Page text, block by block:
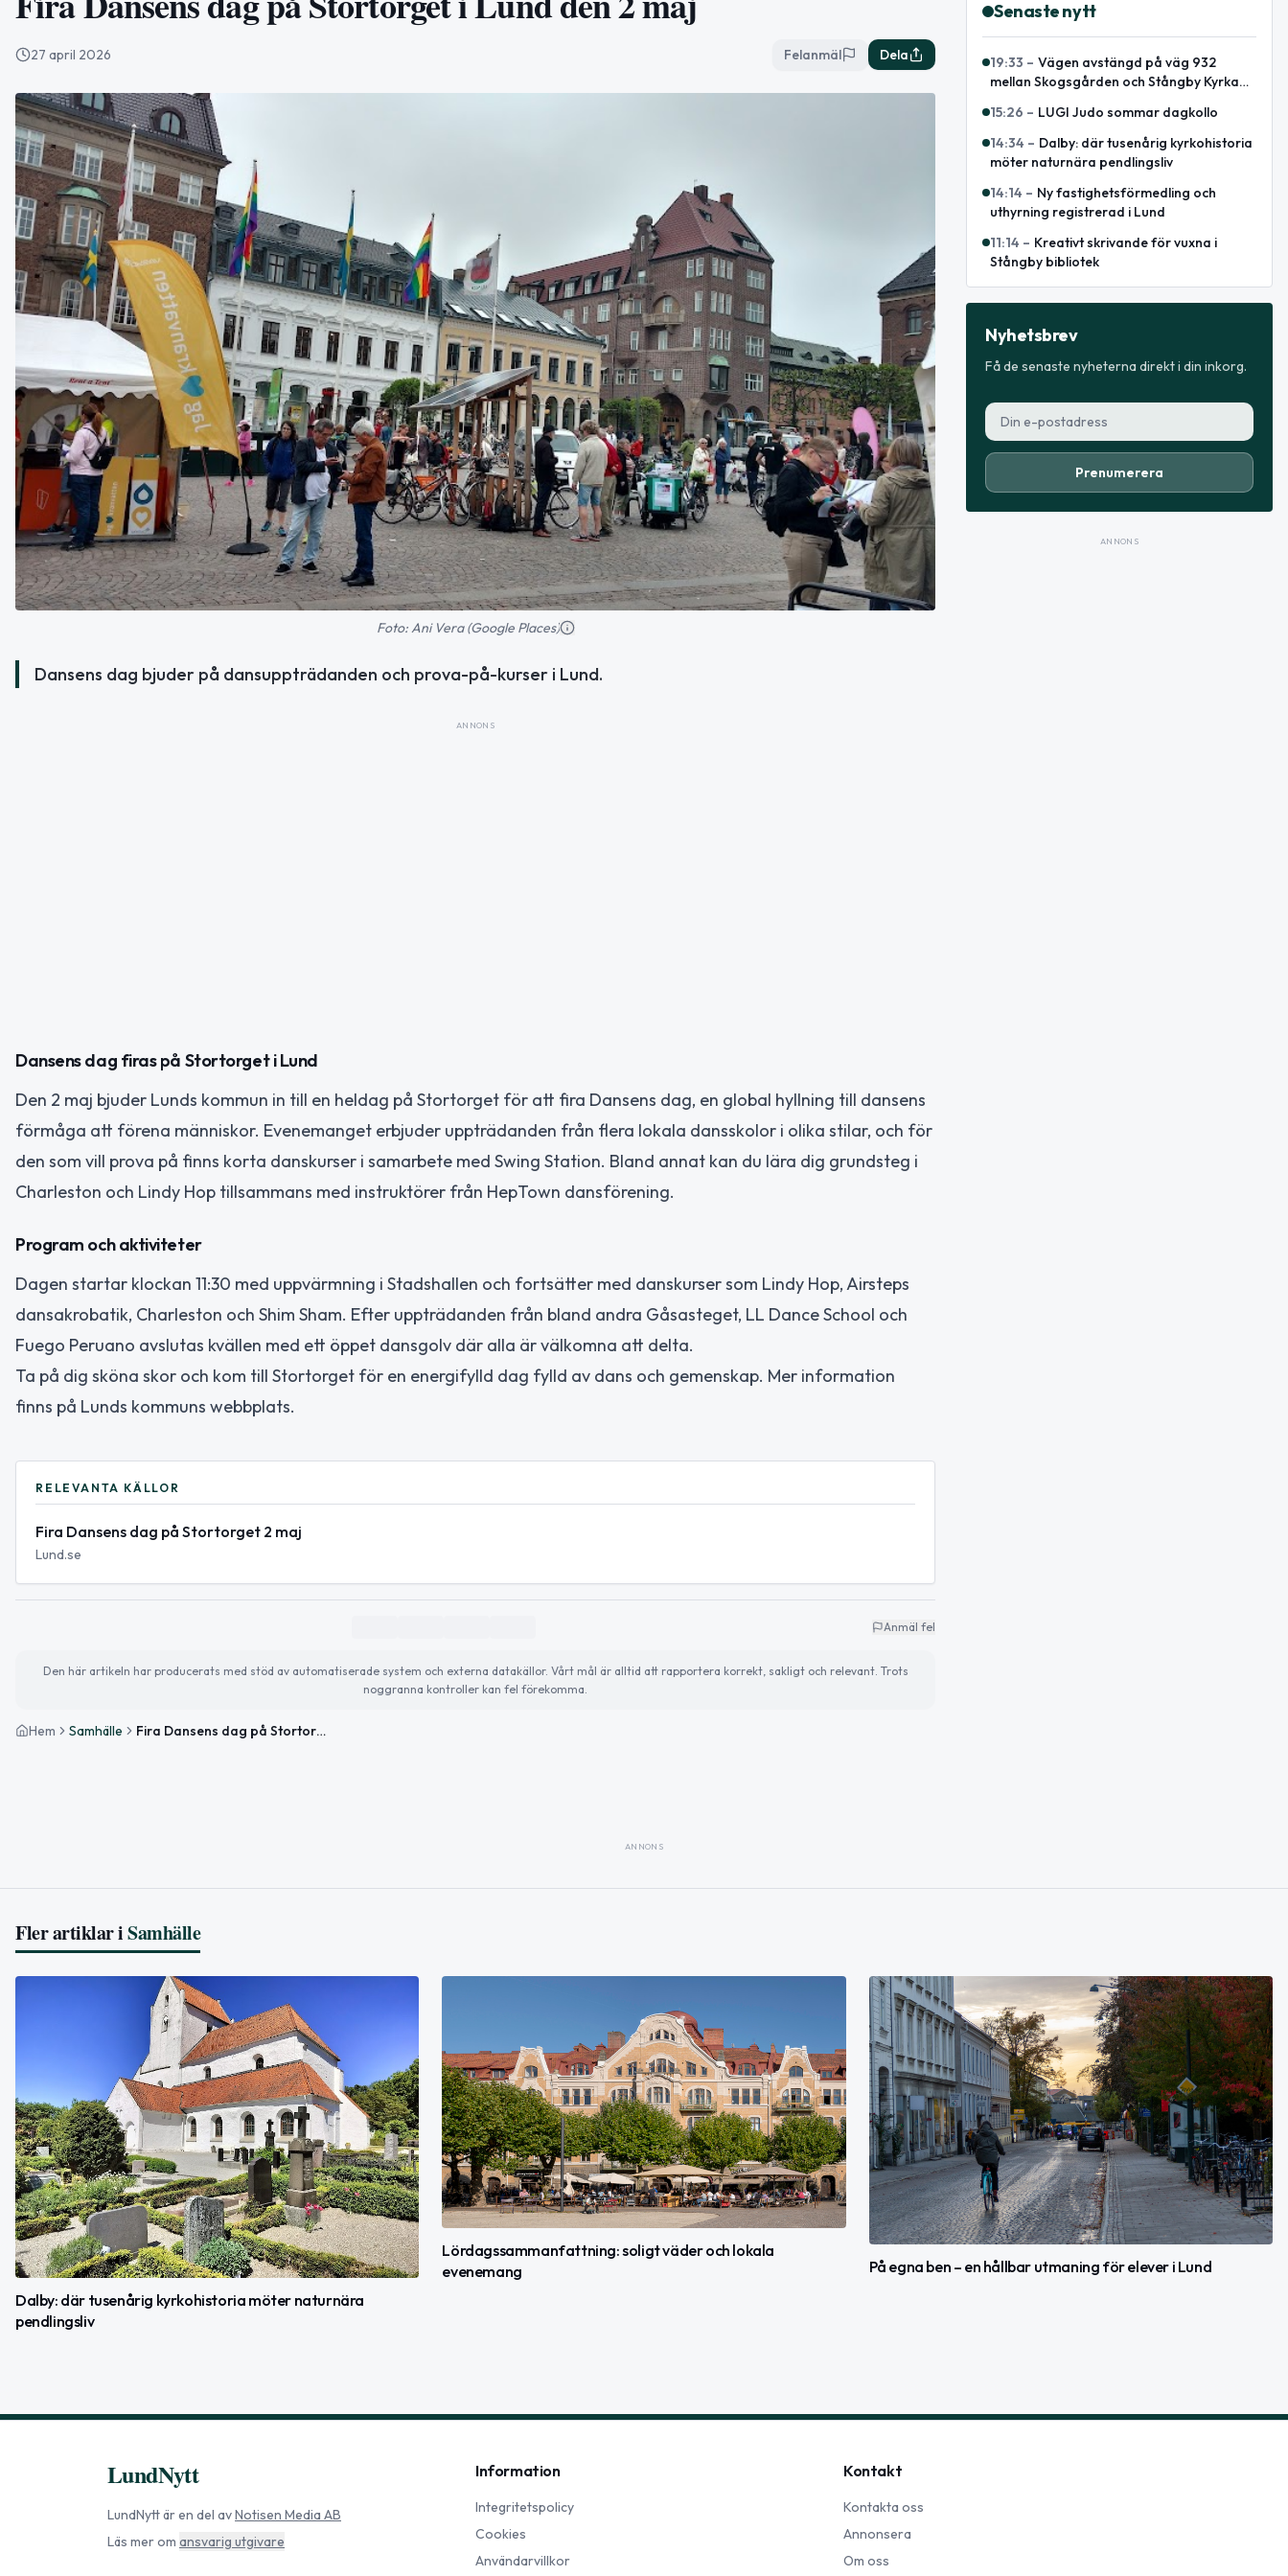
27 april 2026 Felanmäl Dela
Foto: Ani Vera (Google Places)
Dansens dag bjuder på dansuppträdanden och prova-på-kurser i Lund.
ANNONS
Dansens dag firas på Stortorget i Lund
Den 2 maj bjuder Lunds kommun in till en heldag på Stortorget för att fira Dansens dag, en global hyllning till dansens
förmåga att förena människor. Evenemanget erbjuder uppträdanden från flera lokala dansskolor i olika stilar, och för
den som vill prova på finns korta danskurser i samarbete med Swing Station. Bland annat kan du lära dig grundsteg i
Charleston och Lindy Hop tillsammans med instruktörer från HepTown dansförening.
Program och aktiviteter
Dagen startar klockan 11:30 med uppvärmning i Stadshallen och fortsätter med danskurser som Lindy Hop, Airsteps
dansakrobatik, Charleston och Shim Sham. Efter uppträdanden från bland andra Gåsasteget, LL Dance School och
Fuego Peruano avslutas kvällen med ett öppet dansgolv där alla är välkomna att delta.
Ta på dig sköna skor och kom till Stortorget för en energifylld dag fylld av dans och gemenskap. Mer information
finns på Lunds kommuns webbplats.
RELEVANTA KÄLLOR
Fira Dansens dag på Stortorget 2 maj
Lund.se
Anmäl fel
Den här artikeln har producerats med stöd av automatiserade system och externa datakällor. Vårt mål är alltid att rapportera korrekt, sakligt och relevant. Trots
noggranna kontroller kan fel förekomma.
Hem Samhälle Fira Dansens dag på Stortorget i Lund den 2 maj
Senaste nytt
19:33 – Vägen avstängd på väg 932
mellan Skogsgården och Stångby Kyrka
15:26 – LUGI Judo sommar dagkollo
14:34 – Dalby: där tusenårig kyrkohistoria
möter naturnära pendlingsliv
14:14 – Ny fastighetsförmedling och
uthyrning registrerad i Lund
11:14 – Kreativt skrivande för vuxna i
Stångby bibliotek
Nyhetsbrev
Få de senaste nyheterna direkt i din inkorg.
Prenumerera
ANNONS
ANNONS
Fler artiklar iSamhälle
Dalby: där tusenårig kyrkohistoria möter naturnära
pendlingsliv
Lördagssammanfattning: soligt väder och lokala
evenemang
På egna ben – en hållbar utmaning för elever i Lund
LundNytt
LundNyttär en del avNotisen Media AB
Läs mer om ansvarig utgivare
Information
Integritetspolicy
Cookies
Användarvillkor
Kontakt
Kontakta oss
Annonsera
Om oss